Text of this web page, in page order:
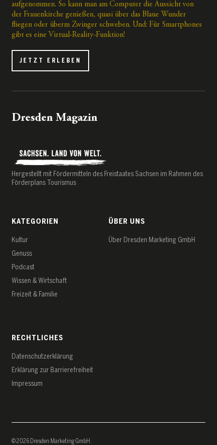
aufgenommen. So kann man am Computer die Aussicht von
der Frauenkirche genießen, quasi über das Blaue Wunder
fliegen oder überm Zwinger schweben. Und: Für Smartphones
gibt es eine Virtual-Reality-Funktion!
JETZT ERLEBEN
Dresden Magazin
Hergestellt mit Fördermitteln des Freistaates Sachsen im Rahmen des
Förderplans Tourismus
KATEGORIEN
Kultur
Genuss
Podcast
Wissen & Wirtschaft
Freizeit & Familie
ÜBER UNS
Über Dresden Marketing GmbH
RECHTLICHES
Datenschutz­erklärung
Erklärung zur Barrierefreiheit
Impressum
© 2026 Dresden Marketing GmbH